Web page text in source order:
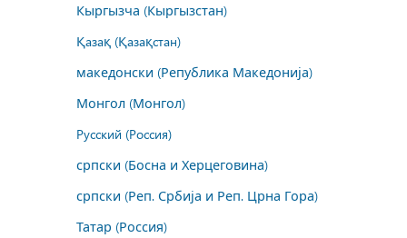
Кыргызча (Кыргызстан)
Қазақ (Қазақстан)
македонски (Република Македонија)
Монгол (Монгол)
Русский (Россия)
српски (Босна и Херцеговина)
српски (Реп. Србија и Реп. Црна Гора)
Татар (Россия)